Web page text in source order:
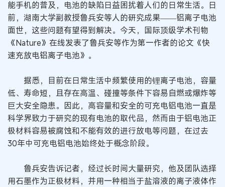
能手机的普及，电池的缺陷日益困扰着人们的日常生活。日
前，湖南大学副教授鲁兵安等人的研究成果——铝离子电池
面世，这些问题有望得到解决。今天，国际顶级学术刊物
《Nature》在线发表了鲁兵安等作为第一作者的论文《快
速充放电铝离子电池》。
据悉，目前在日常生活中频繁使用的锂离子电池，容量
低、寿命短，且存在高温、碰撞等条件下容易自燃或爆炸等
巨大安全隐患。因此，高容量和安全的可充电铝电池一直是
科学界致力于研究的现有电池的取代品，然而由于铝电池正
极材料容易被腐蚀和不能有效的进行放电等问题，在过去
30年中可充电铝电池始终处于概念阶段。
鲁兵安告诉记者，经过长时间大量研究，他及团队选择
用石墨作为正极材料，并用一种相当于盐溶液的离子液体作